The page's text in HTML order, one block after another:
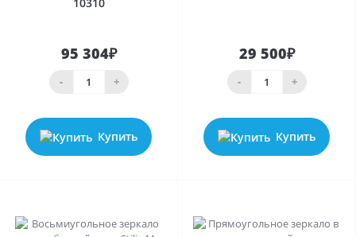
95 304₽
- +
Купить
29 500₽
- +
Купить